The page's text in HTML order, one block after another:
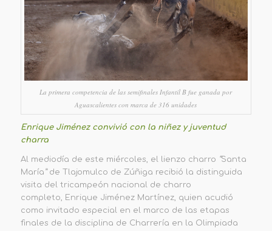
La primera competencia de las semifinales Infantil B fue ganada por
Aguascalientes con marca de 316 unidades
Enrique Jiménez convivió con la niñez y juventud
charra
Al mediodía de este miércoles, el lienzo charro “Santa
María ”de Tlajomulco de Zúñiga recibió la distinguida
visita del tricampeón nacional de charro
completo, Enrique Jiménez Martínez, quien acudió
como invitado especial en el marco de las etapas
finales de la disciplina de Charrería en la Olimpiada